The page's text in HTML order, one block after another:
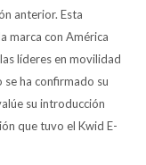
anterior. Esta
marca con América
líderes en movilidad
se ha confirmado su
su introducción
que tuvo el Kwid E-